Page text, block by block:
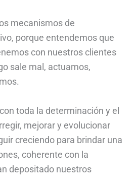
mecanismos de
porque entendemos que
con nuestros clientes
sale mal, actuamos,
toda la determinación y el
mejorar y evolucionar
creciendo para brindar una
coherente con la
depositado nuestros